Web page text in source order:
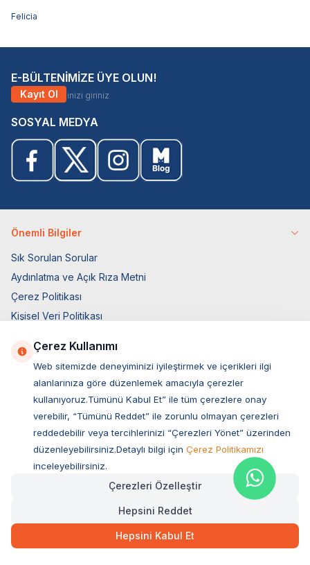
Felicia
E-BÜLTENİMİZE ÜYE OLUN!
Kayıt Ol
SOSYAL MEDYA
Önemli Bilgiler
Sık Sorulan Sorular
Aydınlatma ve Açık Rıza Metni
Çerez Politikası
Kişisel Veri Politikası
Satış Sözleşmesi
Elektronik İleti Aydınlatma Metni
Üye Giriş
Hakkımızda
Bize Ulaşın
Çerez Kullanımı
Web sitemizde deneyiminizi iyileştirmek ve içerikleri ilgi
alanlarınıza göre düzenlemek amacıyla çerezler
kullanıyoruz.Tümünü Kabul Et” ile tüm çerezlere onay
verebilir, “Tümünü Reddet” ile zorunlu olmayan çerezleri
reddedebilir veya tercihlerinizi “Çerezleri Yönet” üzerinden
düzenleyebilirsiniz.Detaylı bilgi için Çerez Politikamızı
inceleyebilirsiniz.
Çerezleri Özelleştir
Hepsini Reddet
Hepsini Kabul Et